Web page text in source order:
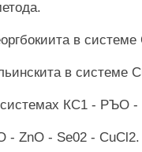
в
в системе
КС1 - РЪО -
- ZnO - Se02 - CuCl2.